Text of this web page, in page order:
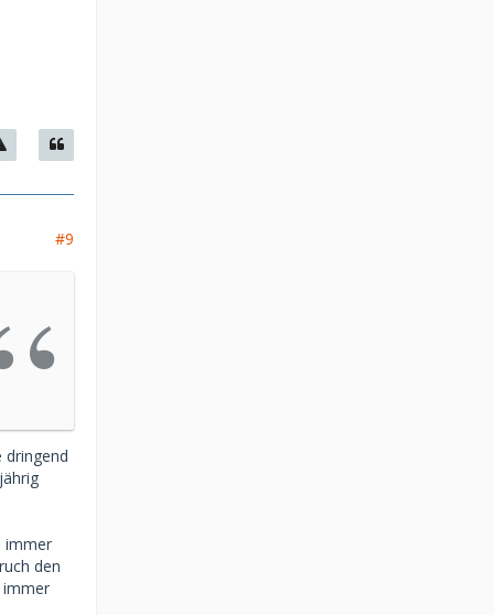
#9
dringend
immer
den
immer